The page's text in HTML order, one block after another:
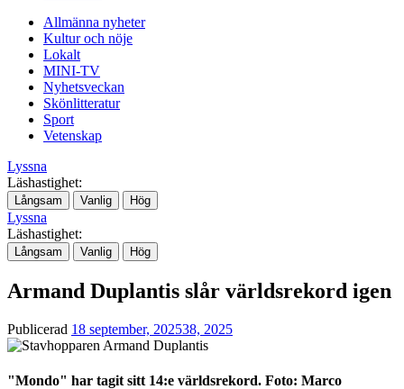
Allmänna nyheter
Kultur och nöje
Lokalt
MINI-TV
Nyhetsveckan
Skönlitteratur
Sport
Vetenskap
Lyssna
Läshastighet:
Långsam Vanlig Hög
Lyssna
Läshastighet:
Långsam Vanlig Hög
Armand Duplantis slår världsrekord igen
Publicerad 18 september, 202538, 2025
"Mondo" har tagit sitt 14:e världsrekord. Foto: Marco